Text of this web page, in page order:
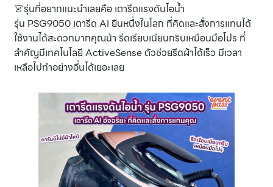
👚รุ่นที่อยากแนะนำเลยคือ เตารีดแรงดันไอน้ำ
รุ่น PSG9050 เตารีด AI ยืนหนึ่งในโลก ที่คิดและสั่งการแทนได้
ใช้งานได้สะดวกมากคุณน้า รีดเรียบเนียนกริบเหมือนมือโปร ที่
สำคัญมีเทคโนโลยี ActiveSense ตัวช่วยรีดผ้าได้เร็ว มีเวลา
เหลือไปทำอย่างอื่นได้เยอะเลย